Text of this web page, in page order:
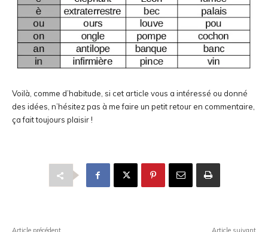
Voilà, comme d’habitude, si cet article vous a intéressé ou donné
des idées, n’hésitez pas à me faire un petit retour en commentaire,
ça fait toujours plaisir !
Article précédent Article suivant